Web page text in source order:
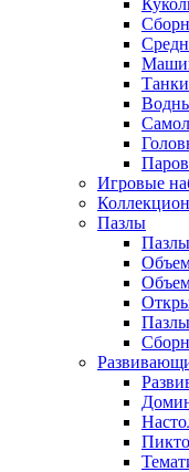
Танки
Игровые
Пазлы
Пазлы